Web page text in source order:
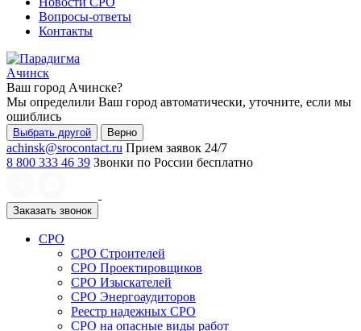
Вопросы-ответы
Контакты
Ачинск
Ваш город Ачинске?
Мы определили Ваш город автоматически, уточните, если мы
ошиблись
Выбрать другой Верно
achinsk@srocontact.ru Прием заявок 24/7
8 800 333 46 39 Звонки по России бесплатно
Заказать звонок
СРО
СРО Строителей
СРО Проектировщиков
СРО Изыскателей
СРО Энергоаудиторов
Реестр надежных СРО
СРО на опасные виды работ